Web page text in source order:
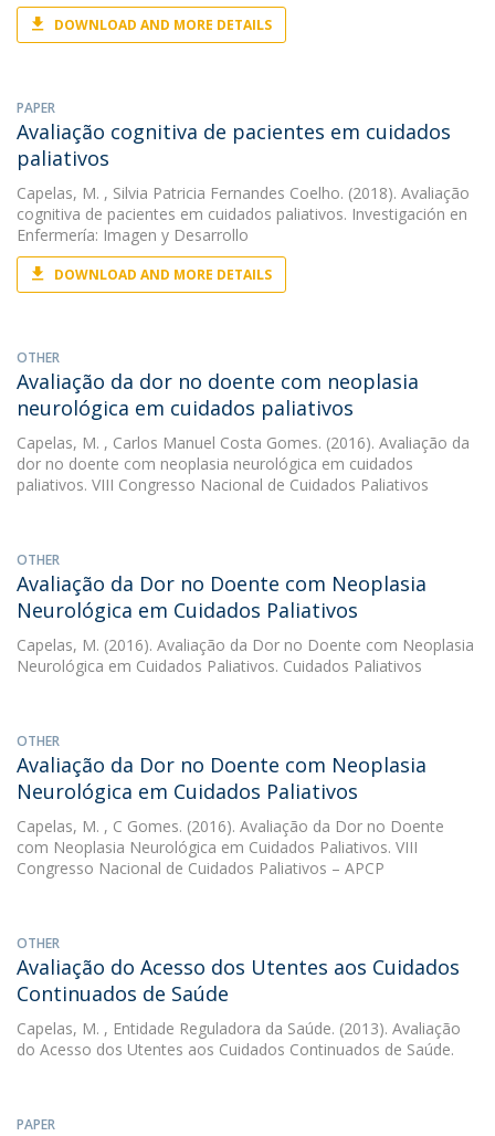
DOWNLOAD AND MORE DETAILS
PAPER
Avaliação cognitiva de pacientes em cuidados
paliativos
Capelas, M. , Silvia Patricia Fernandes Coelho. (2018). Avaliação
cognitiva de pacientes em cuidados paliativos. Investigación en
Enfermería: Imagen y Desarrollo
DOWNLOAD AND MORE DETAILS
OTHER
Avaliação da dor no doente com neoplasia
neurológica em cuidados paliativos
Capelas, M. , Carlos Manuel Costa Gomes. (2016). Avaliação da
dor no doente com neoplasia neurológica em cuidados
paliativos. VIII Congresso Nacional de Cuidados Paliativos
OTHER
Avaliação da Dor no Doente com Neoplasia
Neurológica em Cuidados Paliativos
Capelas, M. (2016). Avaliação da Dor no Doente com Neoplasia
Neurológica em Cuidados Paliativos. Cuidados Paliativos
OTHER
Avaliação da Dor no Doente com Neoplasia
Neurológica em Cuidados Paliativos
Capelas, M. , C Gomes. (2016). Avaliação da Dor no Doente
com Neoplasia Neurológica em Cuidados Paliativos. VIII
Congresso Nacional de Cuidados Paliativos – APCP
OTHER
Avaliação do Acesso dos Utentes aos Cuidados
Continuados de Saúde
Capelas, M. , Entidade Reguladora da Saúde. (2013). Avaliação
do Acesso dos Utentes aos Cuidados Continuados de Saúde.
PAPER